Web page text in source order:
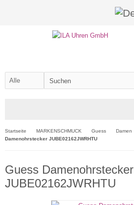
Startseite MARKENSCHMUCK Guess Damen
Damenohrstecker JUBE02162JWRHTU
Guess Damenohrstecker
JUBE02162JWRHTU